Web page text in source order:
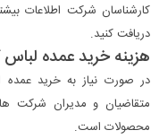
کارشناسان شرکت اطلاعات
دریافت کنید.
هزینه خرید عمده لباس
در صورت نیاز به خرید عمده
متقاضیان و مدیران شرکت
محصولات است.